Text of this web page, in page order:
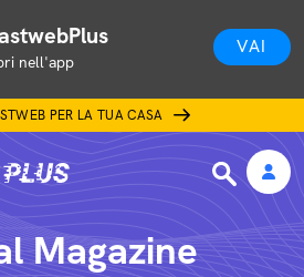
nell'app
VAI
PER LA TUA CASA
Magazine